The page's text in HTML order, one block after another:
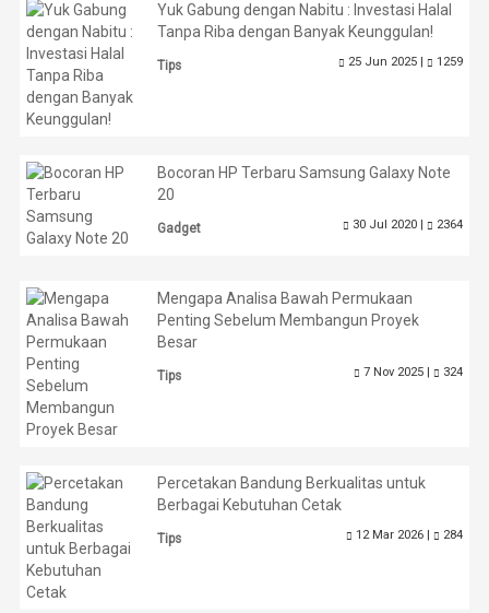
Yuk Gabung dengan Nabitu : Investasi Halal
Tanpa Riba dengan Banyak Keunggulan!
Tips 25 Jun 2025 | 1259
Bocoran HP Terbaru Samsung Galaxy Note
20
Gadget 30 Jul 2020 | 2364
Mengapa Analisa Bawah Permukaan
Penting Sebelum Membangun Proyek
Besar
Tips 7 Nov 2025 | 324
Percetakan Bandung Berkualitas untuk
Berbagai Kebutuhan Cetak
Tips 12 Mar 2026 | 284